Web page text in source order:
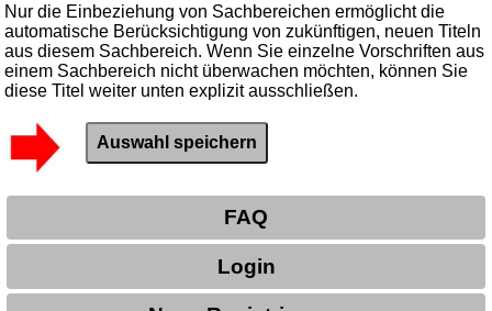
Nur die Einbeziehung von Sachbereichen ermöglicht die
automatische Berücksichtigung von zukünftigen, neuen Titeln
aus diesem Sachbereich. Wenn Sie einzelne Vorschriften aus
einem Sachbereich nicht überwachen möchten, können Sie
diese Titel weiter unten explizit ausschließen.
FAQ
Login